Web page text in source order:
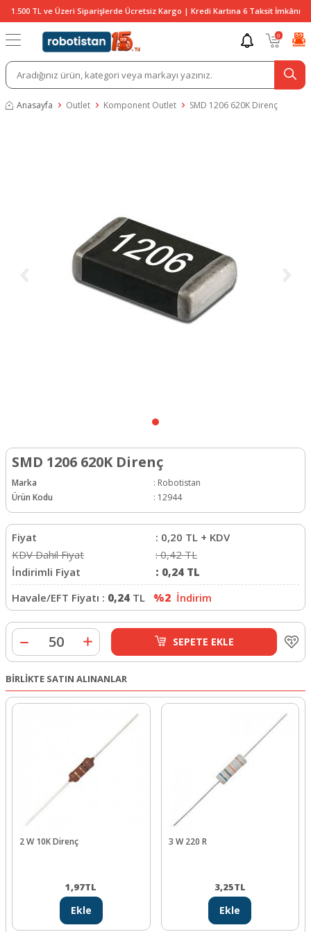
1.500 TL ve Üzeri Siparişlerde Ücretsiz Kargo | Kredi Kartına 6 Taksit İmkânı
0
Anasayfa Outlet Komponent Outlet SMD 1206 620K Direnç
SMD 1206 620K Direnç
Marka : Robotistan
Ürün Kodu
: 12944
Fiyat : 0,20 TL + KDV
KDV Dahil Fiyat
:0,42TL
İndirimli Fiyat
: 0,24 TL
Havale/EFT Fiyatı : 0,24 TL %2 İndirim
SEPETE EKLE
BİRLİKTE SATIN ALINANLAR
2 W 10K Direnç
1,97TL
Ekle
3 W 220 R
3,25TL
Ekle